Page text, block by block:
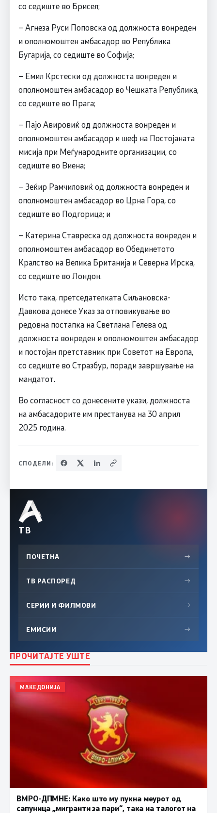
со седиште во Брисел;
– Агнеза Руси Поповска од должноста вонреден
и ополномоштен амбасадор во Република
Бугарија, со седиште во Софија;
– Емил Крстески од должноста вонреден и
ополномоштен амбасадор во Чешката Република,
со седиште во Прага;
– Пајо Авировиќ од должноста вонреден и
ополномоштен амбасадор и шеф на Постојаната
мисија при Меѓународните организации, со
седиште во Виена;
– Зеќир Рамчиловиќ од должноста вонреден и
ополномоштен амбасадор во Црна Гора, со
седиште во Подгорица; и
– Катерина Ставреска од должноста вонреден и
ополномоштен амбасадор во Обединетото
Кралство на Велика Британија и Северна Ирска,
со седиште во Лондон.
Исто така, претседателката Сиљановска-
Давкова донесе Указ за отповикување во
редовна постапка на Светлана Гелева од
должноста вонреден и ополномоштен амбасадор
и постојан претставник при Советот на Европа,
со седиште во Стразбур, поради завршување на
мандатот.
Во согласност со донесените укази, должноста
на амбасадорите им престанува на 30 април
2025 година.
СПОДЕЛИ:
ТВ
ПОЧЕТНА →
ТВ РАСПОРЕД →
СЕРИИ И ФИЛМОВИ →
ЕМИСИИ →
ПРОЧИТАЈТЕ УШТЕ
МАКЕДОНИЈА
ВМРО-ДПМНЕ: Како што му пукна меурот од
сапуница „мигранти за пари“, така на талогот на